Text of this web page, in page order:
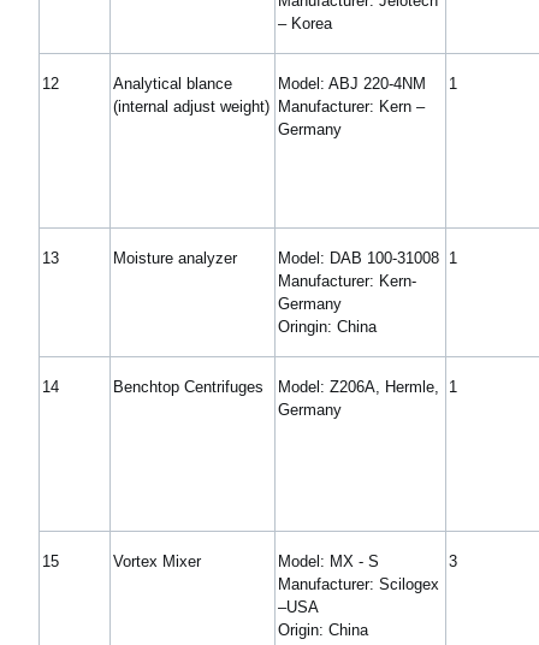
– Korea
12
Analytical blance
(internal adjust weight)
Model: ABJ 220-4NM
Manufacturer: Kern –
Germany
1
13 Moisture analyzer
Model: DAB 100-31008
Manufacturer: Kern-
Germany
Oringin: China
1
14 Benchtop Centrifuges
Model: Z206A, Hermle,
Germany
1
15 Vortex Mixer
Model: MX - S
Manufacturer: Scilogex
–USA
Origin: China
3